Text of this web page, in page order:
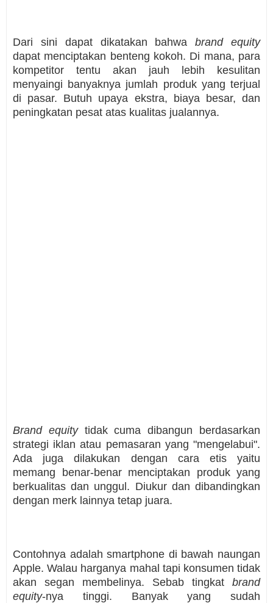
Dari sini dapat dikatakan bahwabrand equity
dapat menciptakan benteng kokoh. Di mana, para
kompetitor tentu akan jauh lebih kesulitan
menyaingi banyaknya jumlah produk yang terjual
di pasar. Butuh upaya ekstra, biaya besar, dan
peningkatan pesat atas kualitas jualannya.
Brand equitytidak cuma dibangun berdasarkan
strategi iklan atau pemasaran yang "mengelabui".
Ada juga dilakukan dengan cara etis yaitu
memang benar-benar menciptakan produk yang
berkualitas dan unggul. Diukur dan dibandingkan
dengan merk lainnya tetap juara.
Contohnya adalah smartphone di bawah naungan
Apple. Walau harganya mahal tapi konsumen tidak
akan segan membelinya. Sebab tingkat brand
equity-nya tinggi. Banyak yang sudah